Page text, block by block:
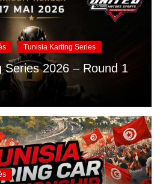
Tunisia Karting Series
Series 2026 – Round 1